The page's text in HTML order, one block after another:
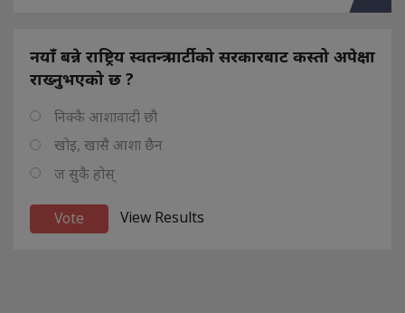
नयाँ बन्ने राष्ट्रिय स्वतन्त्र पार्टीको सरकारबाट कस्तो अपेक्षा
राख्नुभएको छ ?
निक्कै आशावादी छौ
खोइ, खासै आशा छैन
ज सुकै होस्
View Results